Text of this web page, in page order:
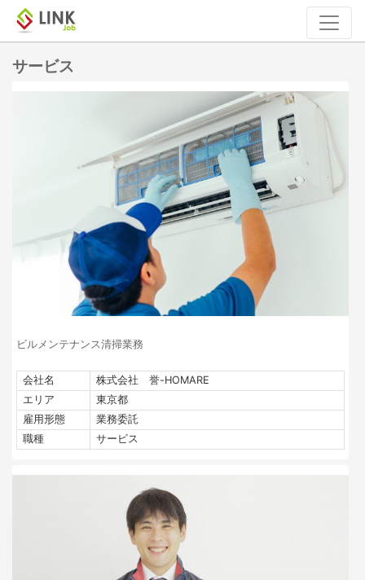
サービス
ビルメンテナンス清掃業務
会社名
株式会社 誉-HOMARE
エリア
東京都
雇用形態
業務委託
職種
サービス